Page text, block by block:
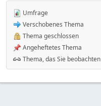
Umfrage
Verschobenes Thema
Thema geschlossen
Angeheftetes Thema
Thema, das Sie beobachten